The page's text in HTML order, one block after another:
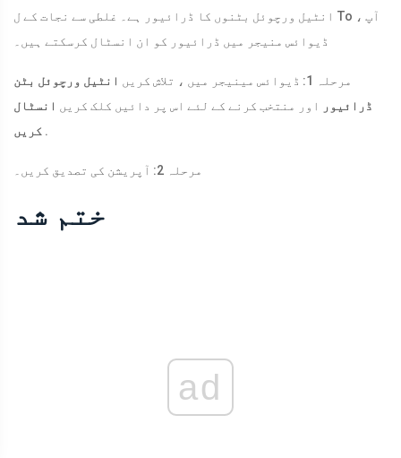
انٹیل ورچوئل بٹنوں کا ڈرائیور ہے۔ غلطی سے نجات کے ل To ، آپ
ڈیوائس منیجر میں ڈرائیور کو ان انسٹال کرسکتے ہیں۔
مرحلہ 1: ڈیوائس مینیجر میں ، تلاش کریں
انٹیل ورچوئل بٹن
ڈرائیور
اور منتخب کرنے کے لئے اس پر دائیں کلک کریں انسٹال
کریں .
مرحلہ 2: آپریشن کی تصدیق کریں۔
ختم شد
ad